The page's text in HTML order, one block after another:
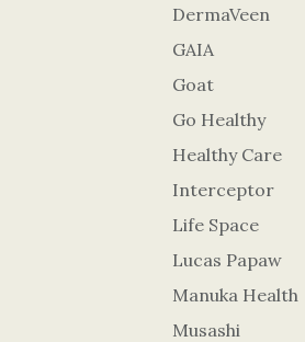
DermaVeen
GAIA
Goat
Go Healthy
Healthy Care
Interceptor
Life Space
Lucas Papaw
Manuka Health
Musashi